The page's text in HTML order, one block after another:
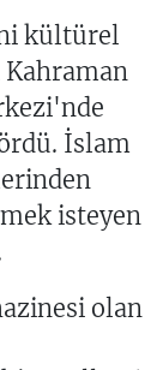
kültürel
İslam
isteyen
olan